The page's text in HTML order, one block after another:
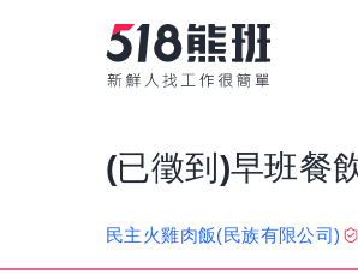
(已徵到)早班餐
民主火雞肉飯(民族有限公司)